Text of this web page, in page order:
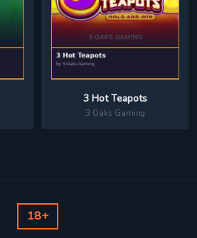
3 Hot Teapots
3 Oaks Gaming
18+